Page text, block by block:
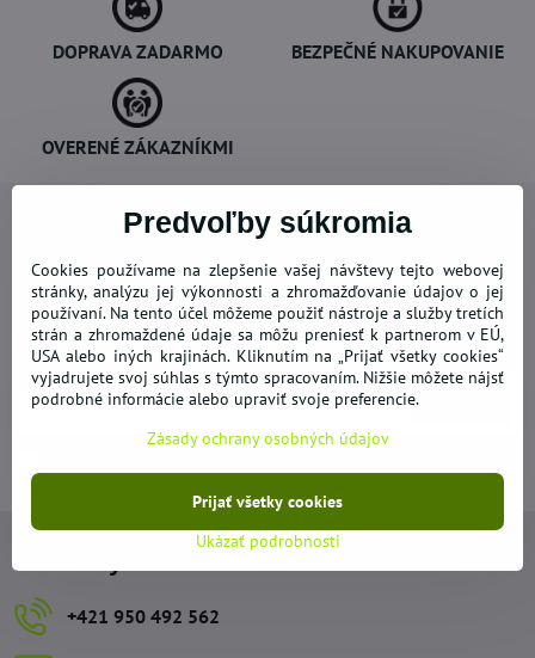
DOPRAVA ZADARMO BEZPEČNÉ NAKUPOVANIE
OVERENÉ ZÁKAZNÍKMI
Newsletter
Odoberať naše novinky:
+421 950 492 562
Predvoľby súkromia
Cookies používame na zlepšenie vašej návštevy tejto webovej
stránky, analýzu jej výkonnosti a zhromažďovanie údajov o jej
používaní. Na tento účel môžeme použiť nástroje a služby tretích
strán a zhromaždené údaje sa môžu preniesť k partnerom v EÚ,
USA alebo iných krajinách. Kliknutím na „Prijať všetky cookies“
vyjadrujete svoj súhlas s týmto spracovaním. Nižšie môžete nájsť
podrobné informácie alebo upraviť svoje preferencie.
Zásady ochrany osobných údajov
Ukázať podrobnosti
Prijať všetky cookies